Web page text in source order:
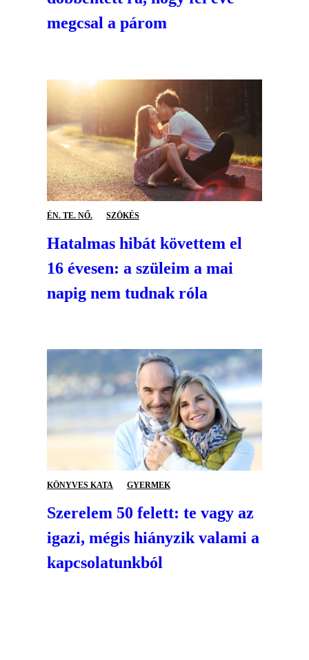
megcsal a párom
ÉN. TE. NŐ. SZÖKÉS
Hatalmas hibát követtem el
16 évesen: a szüleim a mai
napig nem tudnak róla
KÖNYVES KATA GYERMEK
Szerelem 50 felett: te vagy az
igazi, mégis hiányzik valami a
kapcsolatunkból